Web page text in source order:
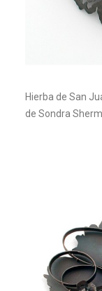
Hierba de San
de Sondra